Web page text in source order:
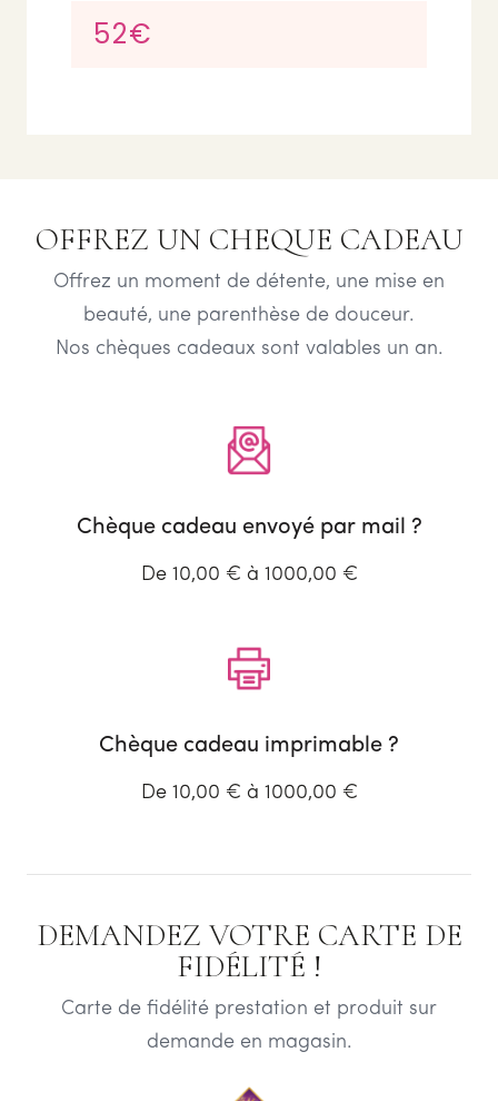
52€
OFFREZ UN CHEQUE CADEAU
Offrez un moment de détente, une mise en
beauté, une parenthèse de douceur.
Nos chèques cadeaux sont valables un an.
Chèque cadeau envoyé par mail ?
De 10,00 € à 1000,00 €
Chèque cadeau imprimable ?
De 10,00 € à 1000,00 €
DEMANDEZ VOTRE CARTE DE
FIDÉLITÉ !
Carte de fidélité prestation et produit sur
demande en magasin.